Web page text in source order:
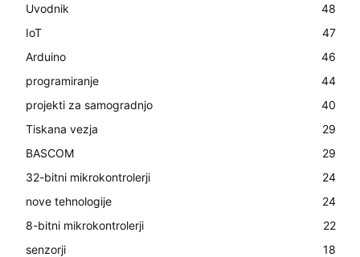
Uvodnik
48
IoT
47
Arduino
46
programiranje
44
projekti za samogradnjo
40
Tiskana vezja
29
BASCOM
29
32-bitni mikrokontrolerji
24
nove tehnologije
24
8-bitni mikrokontrolerji
22
senzorji
18